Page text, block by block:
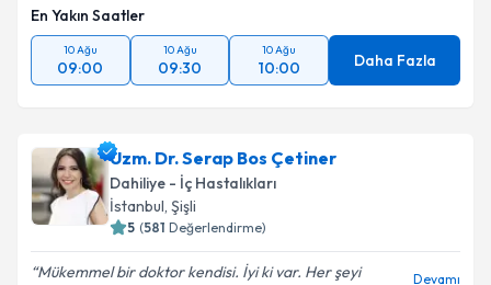
En Yakın Saatler
10 Ağu
09:00
10 Ağu
09:30
10 Ağu
10:00 Daha Fazla
Uzm. Dr. Serap Bos Çetiner
Dahiliye - İç Hastalıkları
İstanbul, Şişli
5 (581 Değerlendirme)
Mükemmel bir doktor kendisi. İyi ki var. Her şeyi
Devamı